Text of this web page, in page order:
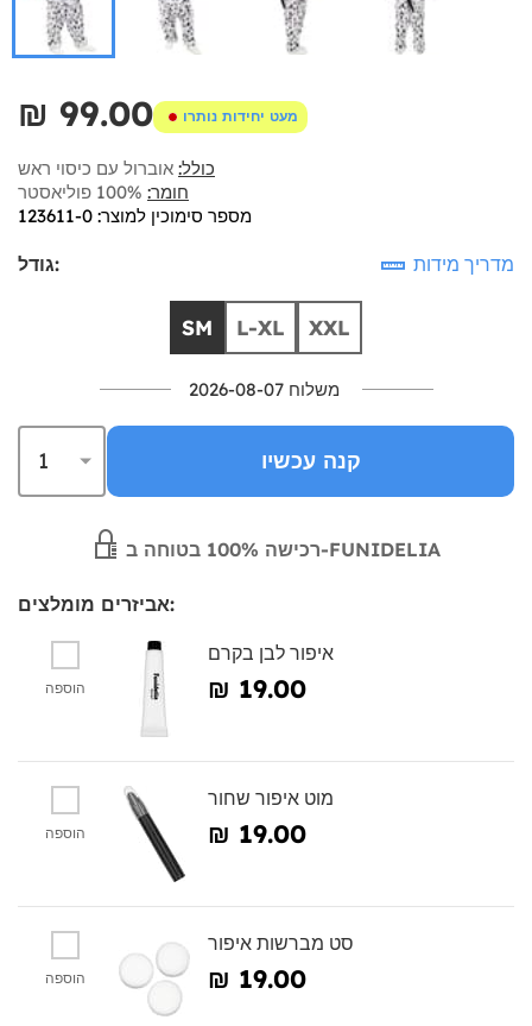
₪‎ 99.00 מעט יחידות נותרו
כולל: אוברול עם כיסוי ראש
חומר:
מספר סימוכין למוצר: 123611-0
גודל: מדריך מידות
SM L-XL XXL
משלוח 2026-08-07
קנה עכשיו
רכישה 100% בטוחה ב-FUNIDELIA
אביזרים מומלצים:
הוספה
איפור לבן בקרם
₪‎ 19.00
הוספה
מוט איפור שחור
₪‎ 19.00
הוספה
סט מברשות איפור
₪‎ 19.00